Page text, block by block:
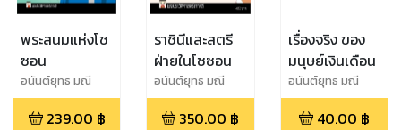
พระสนมแห่งโช
ซอน
อนันต์ยุทธ มณี
จันทร์
239.00 ฿
ราชินีและสตรี
ฝ่ายในโชซอน
อนันต์ยุทธ มณี
จันทร์
350.00 ฿
เรื่องจริง ของ
มนุษย์เงินเดือน
อนันต์ยุทธ มณี
จันทร์
40.00 ฿